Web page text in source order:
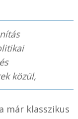
közül,
már klasszikus